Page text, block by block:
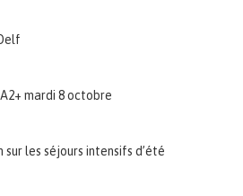
mardi 8 octobre
sur les séjours intensifs d’été